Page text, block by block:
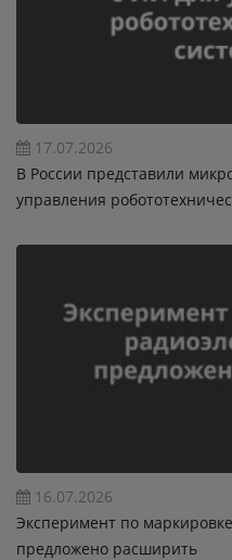
17.07.2026
В России представили
управления
16.07.2026
Эксперимент по
предложено расширить